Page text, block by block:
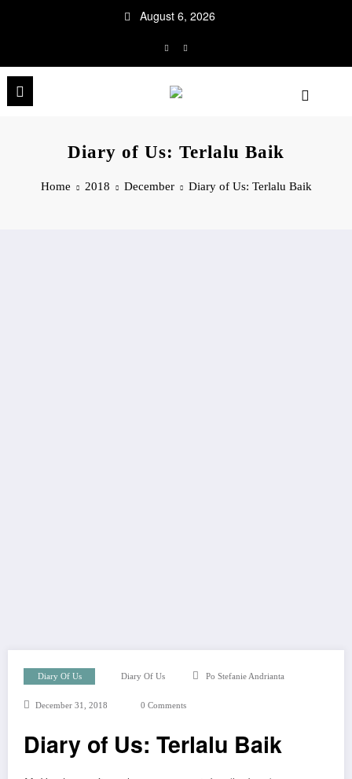
August 6, 2026
Diary of Us: Terlalu Baik
Home 2018 December Diary of Us: Terlalu Baik
Diary Of Us Diary Of Us Po Stefanie Andrianta
December 31, 2018 0 Comments
Diary of Us: Terlalu Baik